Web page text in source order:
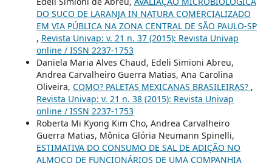
DO SUCO DE LARANJA IN NATURA COMERCIALIZADO
EM VIA PÚBLICA NA ZONA CENTRAL DE SÃO PAULO-SP
, Revista Univap: v. 21 n. 37 (2015): Revista Univap
online / ISSN 2237-1753
Daniela Maria Alves Chaud, Edeli Simioni Abreu,
Andrea Carvalheiro Guerra Matias, Ana Carolina
Oliveira, COMO? PALETAS MEXICANAS BRASILEIRAS? ,
Revista Univap: v. 21 n. 38 (2015): Revista Univap
online / ISSN 2237-1753
Roberta Mi Kyong Kim Cho, Andrea Carvalheiro
Guerra Matias, Mônica Glória Neumann Spinelli,
ESTIMATIVA DO CONSUMO DE SAL DE ADIÇÃO NO
ALMOÇO DE FUNCIONÁRIOS DE UMA COMPANHIA